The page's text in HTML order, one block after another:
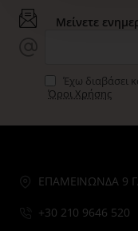
Μείνετε
Έχω διαβάσει
Όροι Χρήσης
ΕΠΑΜΕΙΝΩΝΔΑ 9
+30 210 9646 520